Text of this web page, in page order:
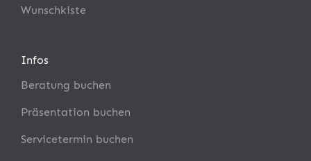
Wunschkiste
Infos
Beratung buchen
Präsentation buchen
Servicetermin buchen